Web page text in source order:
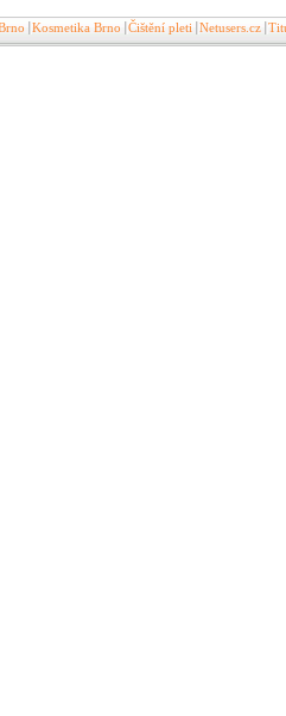
Kosmetika Brno Čištění pleti Netusers.cz